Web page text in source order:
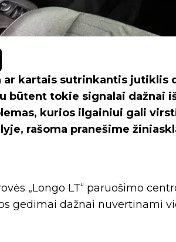
ar kartais sutrinkantis jutiklis
būtent tokie signalai dažnai
kurios ilgainiui gali
rašoma pranešime
„Longo LT“ paruošimo
gedimai dažnai nuvertinami